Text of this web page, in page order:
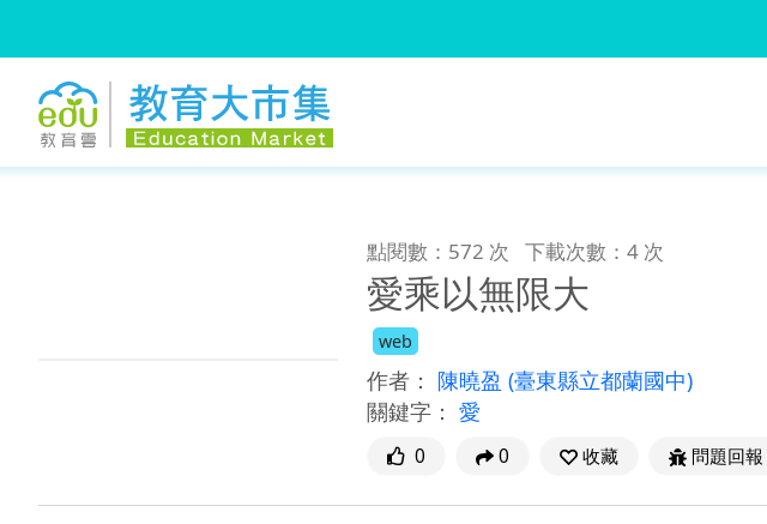
點閱數：572 次 下載次數：4 次
愛乘以無限大
web
作者： 陳曉盈 (臺東縣立都蘭國中)
關鍵字： 愛
0 0 收藏 問題回報